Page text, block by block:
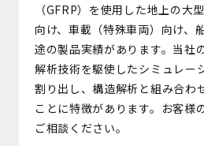
（GFRP）を使用した地上の大
向け、車載（特殊車両）向け、
途の製品実績があります。当社
解析技術を駆使したシミュレー
割り出し、構造解析と組み合わ
ことに特徴があります。お客様
ご相談ください。